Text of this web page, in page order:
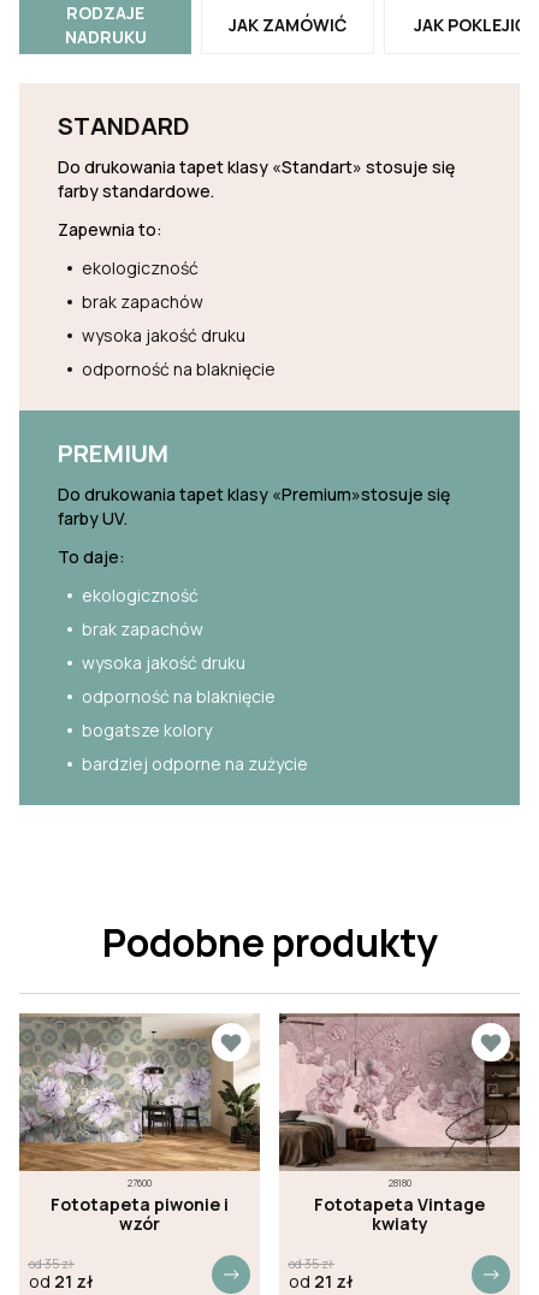
RODZAJE
NADRUKU
JAK ZAMÓWIĆ JAK POKLEJIĆ
STANDARD
Do drukowania tapet klasy «Standart» stosuje się
farby standardowe.
Zapewnia to:
ekologiczność
brak zapachów
wysoka jakość druku
odporność na blaknięcie
PREMIUM
Do drukowania tapet klasy «Premium»stosuje się
farby UV.
To daje:
ekologiczność
brak zapachów
wysoka jakość druku
odporność na blaknięcie
bogatsze kolory
bardziej odporne na zużycie
Podobne produkty
27600
Fototapeta piwonie i
wzór
od35zł
od 21 zł
28180
Fototapeta Vintage
kwiaty
od35zł
od 21 zł